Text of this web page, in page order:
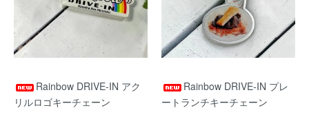
Rainbow DRIVE-IN アク
リルロゴキーチェーン
Rainbow DRIVE-IN プレ
ートランチキーチェーン